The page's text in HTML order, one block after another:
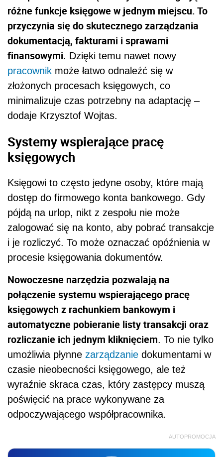
różne funkcje księgowe w jednym miejscu. To
przyczynia się do skutecznego zarządzania
dokumentacją, fakturami i sprawami
finansowymi. Dzięki temu nawet nowy
pracownik może łatwo odnaleźć się w
złożonych procesach księgowych, co
minimalizuje czas potrzebny na adaptację –
dodaje Krzysztof Wojtas.
Systemy wspierające pracę
księgowych
Księgowi to często jedyne osoby, które mają
dostęp do firmowego konta bankowego. Gdy
pójdą na urlop, nikt z zespołu nie może
zalogować się na konto, aby pobrać transakcje
i je rozliczyć. To może oznaczać opóźnienia w
procesie księgowania dokumentów.
Nowoczesne narzędzia pozwalają na
połączenie systemu wspierającego pracę
księgowych z rachunkiem bankowym i
automatyczne pobieranie listy transakcji oraz
rozliczanie ich jednym kliknięciem. To nie tylko
umożliwia płynne zarządzanie dokumentami w
czasie nieobecności księgowego, ale też
wyraźnie skraca czas, który zastępcy muszą
poświęcić na prace wykonywane za
odpoczywającego współpracownika.
AUTOPROMOCJA